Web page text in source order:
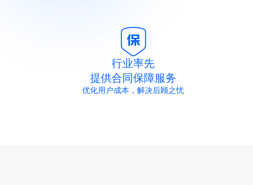
行业率先
提供合同保障服务
优化用户成本，解决后顾之忧